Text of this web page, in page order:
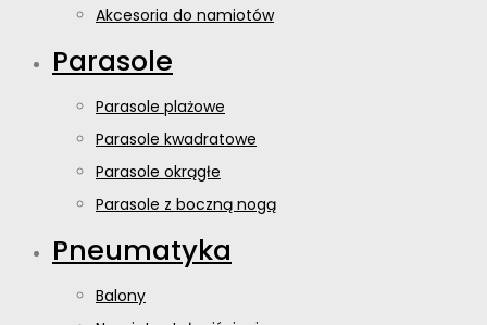
Akcesoria do namiotów
Parasole
Parasole plażowe
Parasole kwadratowe
Parasole okrągłe
Parasole z boczną nogą
Pneumatyka
Balony